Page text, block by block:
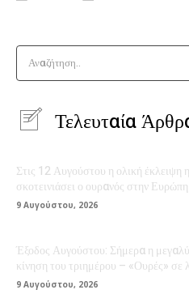
Αναζήτηση..
Τελευταία
Στις 12 Αυγούστου η ολική έκλειψη
σκοτεινιάσει ο ουρανός στην Ευρώπη
9 Αυγούστου, 2026
Έξοδος Αυγούστου: Σήμερα η
κίνηση του τριημέρου – «Ουρές»
9 Αυγούστου, 2026